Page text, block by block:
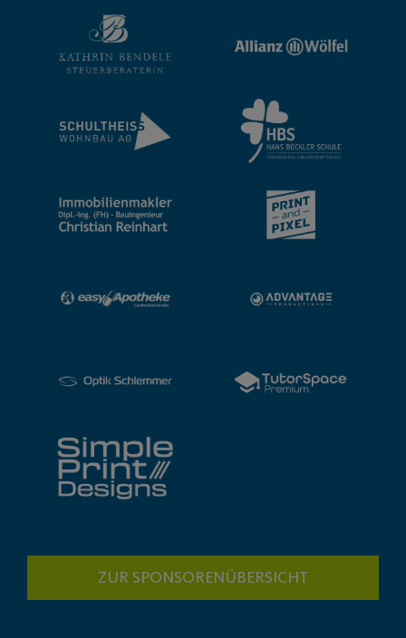
ZUR SPONSORENÜBERSICHT